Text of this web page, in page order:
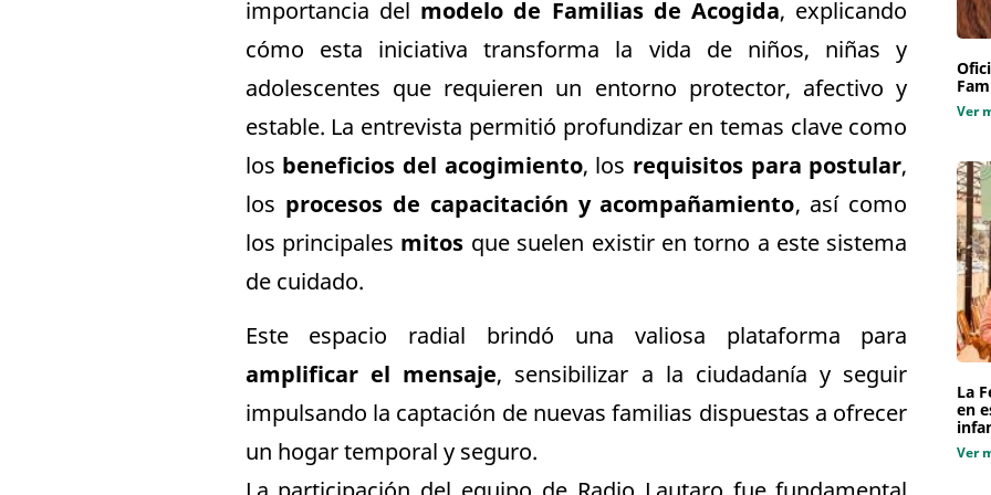
importancia del modelo de Familias de Acogida, explicando
cómo esta iniciativa transforma la vida de niños, niñas y
adolescentes que requieren un entorno protector, afectivo y
estable. La entrevista permitió profundizar en temas clave como
los beneficios del acogimiento, los requisitos para postular,
los procesos de capacitación y acompañamiento, así como
los principales mitos que suelen existir en torno a este sistema
de cuidado.
Este espacio radial brindó una valiosa plataforma para
amplificar el mensaje, sensibilizar a la ciudadanía y seguir
impulsando la captación de nuevas familias dispuestas a ofrecer
un hogar temporal y seguro.
Ver
La
en
Ver